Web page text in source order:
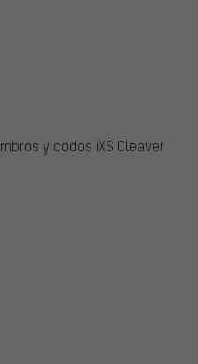
y codos iXS Cleaver